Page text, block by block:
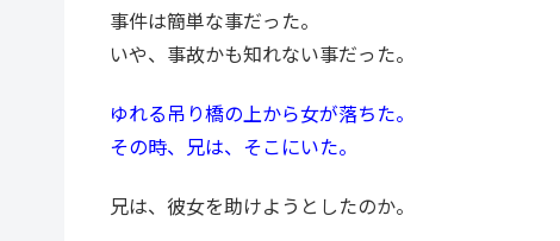
事件は簡単な事だった。
いや、事故かも知れない事だった。
ゆれる吊り橋の上から女が落ちた。
その時、兄は、そこにいた。
兄は、彼女を助けようとしたのか。